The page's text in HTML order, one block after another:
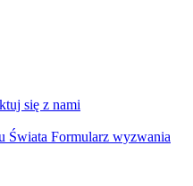
się z nami
Świata Formularz wyzwania